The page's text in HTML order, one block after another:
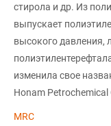
стирола и др. Из
выпускает
высокого давления,
изменила свое
Honam Petrochemical
MRC